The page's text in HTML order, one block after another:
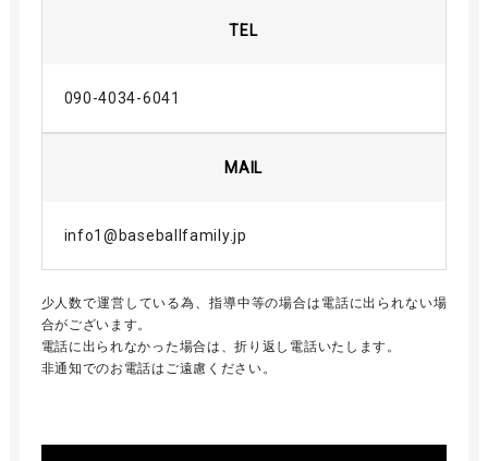
TEL
090-4034-6041
MAIL
info1@baseballfamily.jp
少人数で運営している為、指導中等の場合は電話に出られない場
合がございます。
電話に出られなかった場合は、折り返し電話いたします。
非通知でのお電話はご遠慮ください。